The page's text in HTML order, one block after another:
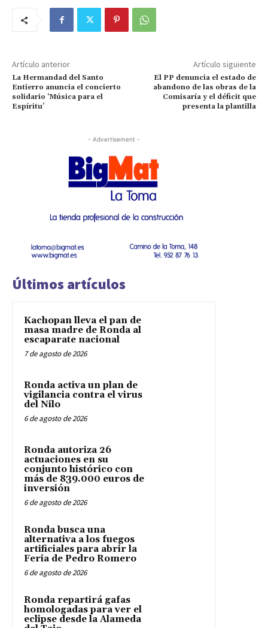
Artículo anterior
La Hermandad del Santo
Entierro anuncia el concierto
solidario ‘Música para el
Espíritu’
Artículo siguiente
El PP denuncia el estado de
abandono de las obras de la
Comisaría y el déficit que
presenta la plantilla
- Advertisement -
Últimos artículos
Kachopan lleva el pan de
masa madre de Ronda al
escaparate nacional
7 de agosto de 2026
Ronda activa un plan de
vigilancia contra el virus
del Nilo
6 de agosto de 2026
Ronda autoriza 26
actuaciones en su
conjunto histórico con
más de 839.000 euros de
inversión
6 de agosto de 2026
Ronda busca una
alternativa a los fuegos
artificiales para abrir la
Feria de Pedro Romero
6 de agosto de 2026
Ronda repartirá gafas
homologadas para ver el
eclipse desde la Alameda